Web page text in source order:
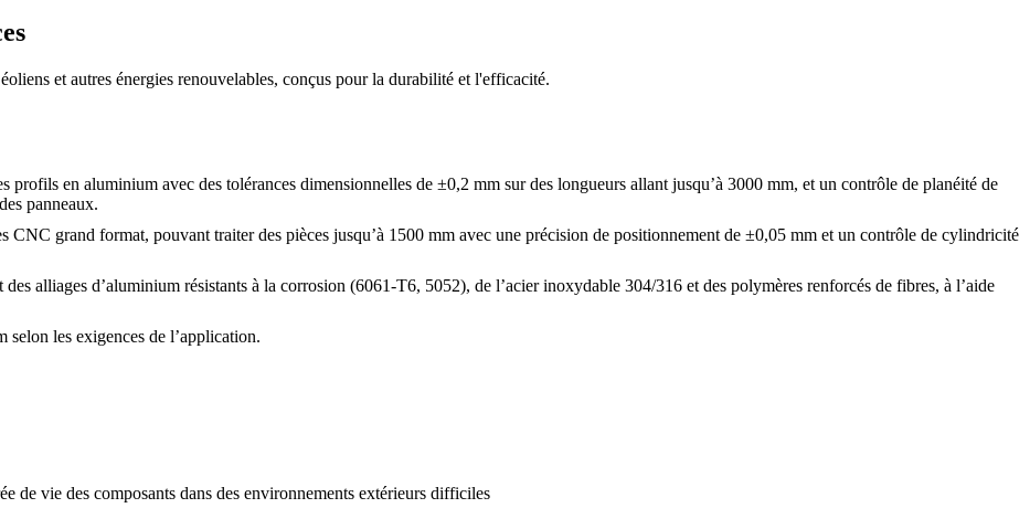
et autres énergies renouvelables, conçus pour la durabilité et l'efficacité.
profils en aluminium avec des tolérances dimensionnelles de ±0,2 mm sur des longueurs allant jusqu’à 3000 mm, et un contrôle de planéité de
panneaux.
CNC grand format, pouvant traiter des pièces jusqu’à 1500 mm avec une précision de positionnement de ±0,05 mm et un contrôle de cylindricité
alliages d’aluminium résistants à la corrosion (6061-T6, 5052), de l’acier inoxydable 304/316 et des polymères renforcés de fibres, à l’aide
les exigences de l’application.
de vie des composants dans des environnements extérieurs difficiles